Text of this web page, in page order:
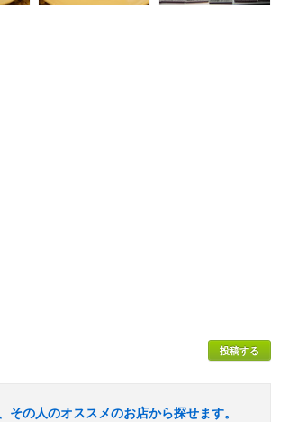
投稿する
の人のオススメのお店から探せます。